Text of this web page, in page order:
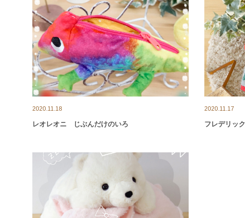
2020.11.18
レオレオニ じぶんだけのいろ
2020.11.17
フレデリック